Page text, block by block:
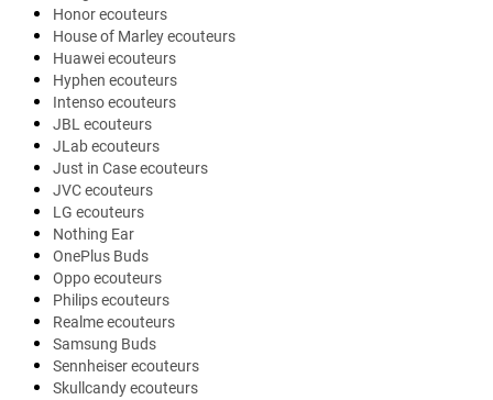
Honor ecouteurs
House of Marley ecouteurs
Huawei ecouteurs
Hyphen ecouteurs
Intenso ecouteurs
JBL ecouteurs
JLab ecouteurs
Just in Case ecouteurs
JVC ecouteurs
LG ecouteurs
Nothing Ear
OnePlus Buds
Oppo ecouteurs
Philips ecouteurs
Realme ecouteurs
Samsung Buds
Sennheiser ecouteurs
Skullcandy ecouteurs